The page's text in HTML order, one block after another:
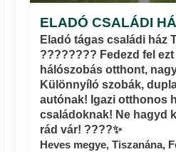
ELADÓ CSALÁDI
Eladó tágas családi ház
???????? Fedezd fel
hálószobás otthont,
Különnyíló szobák,
autónak! Igazi otthonos
családoknak! Ne hagyd
rád vár! ????✨
Heves megye, Tiszanána,